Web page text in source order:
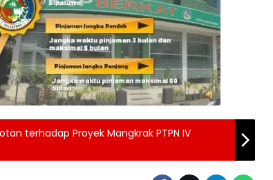
terhadap Proyek Mangkrak PTPN IV